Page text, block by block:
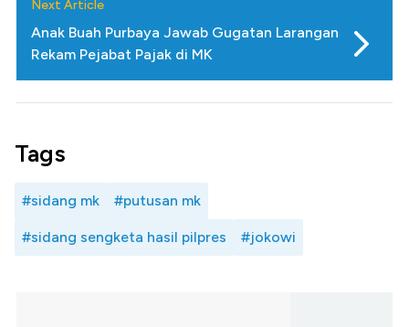
Next Article
Anak Buah Purbaya Jawab Gugatan Larangan
Rekam Pejabat Pajak di MK
Tags
#sidang mk #putusan mk
#sidang sengketa hasil pilpres #jokowi